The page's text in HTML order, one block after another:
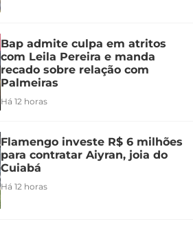
Bap admite culpa em atritos
com Leila Pereira e manda
recado sobre relação com
Palmeiras
Há 12 horas
Flamengo investe R$ 6 milhões
para contratar Aiyran, joia do
Cuiabá
Há 12 horas